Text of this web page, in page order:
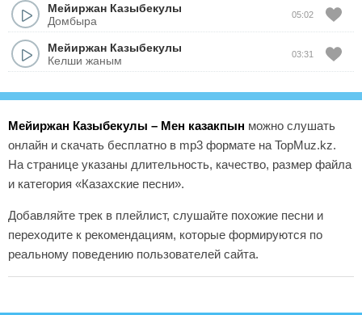
Мейиржан Казыбекулы
Домбыра
05:02
Мейиржан Казыбекулы
Келши жаным
03:31
Мейиржан Казыбекулы – Мен казакпын можно слушать
онлайн и скачать бесплатно в mp3 формате на TopMuz.kz.
На странице указаны длительность, качество, размер файла
и категория «Казахские песни».
Добавляйте трек в плейлист, слушайте похожие песни и
переходите к рекомендациям, которые формируются по
реальному поведению пользователей сайта.